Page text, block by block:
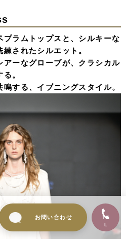
ラムトップスと、シルキーな
されたシルエット。
アーなグローブが、クラシカル
。
する、イブニングスタイル。
お問い合わせ
TE
L